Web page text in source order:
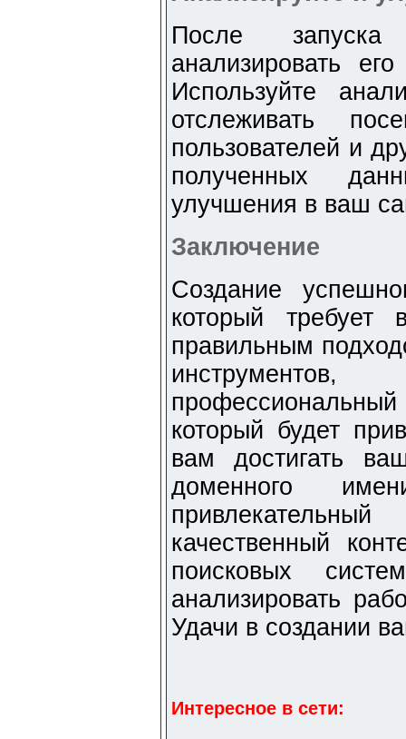
После
анализировать
Используйте
отслеживать
пользователей и
полученных
улучшения в ваш
Заключение
Создание
который
правильным
который будет
вам достигать
доменного
качественный
поисковых
анализировать
Удачи в создании
Интересное в сети: